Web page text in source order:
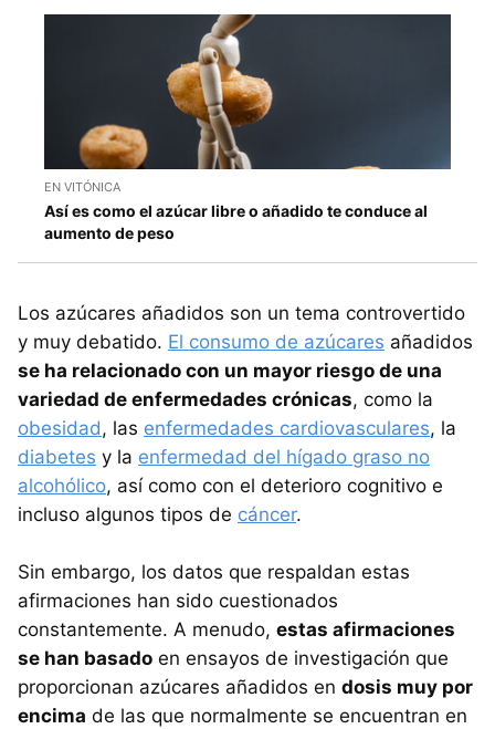
EN VITÓNICA
Así es como el azúcar libre o añadido te conduce al
aumento de peso
Los azúcares añadidos son un tema controvertido
y muy debatido. El consumo de azúcares añadidos
se ha relacionado con un mayor riesgo de una
variedad de enfermedades crónicas, como la
obesidad, las enfermedades cardiovasculares, la
diabetes y la enfermedad del hígado graso no
alcohólico, así como con el deterioro cognitivo e
incluso algunos tipos de cáncer.
Sin embargo, los datos que respaldan estas
afirmaciones han sido cuestionados
constantemente. A menudo, estas afirmaciones
se han basado en ensayos de investigación que
proporcionan azúcares añadidos en dosis muy por
encima de las que normalmente se encuentran en